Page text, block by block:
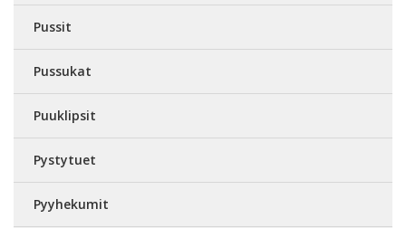
Pussit
Pussukat
Puuklipsit
Pystytuet
Pyyhekumit